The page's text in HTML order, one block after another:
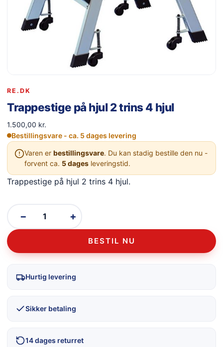
RE.DK
Trappestige på hjul 2 trins 4 hjul
1.500,00 kr.
Bestillingsvare - ca. 5 dages levering
Varen er bestillingsvare. Du kan stadig bestille den nu -
forvent ca. 5 dages leveringstid.
Trappestige på hjul 2 trins 4 hjul.
− +
BESTIL NU
Hurtig levering
Sikker betaling
14 dages returret